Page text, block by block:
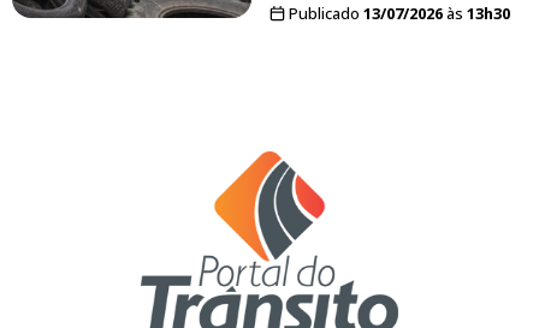
Publicado 13/07/2026às 13h30